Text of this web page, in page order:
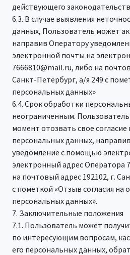
действующего
6.3. В случае выявления
данных, Пользователь может
направив Оператору
электронной почты на
7666810@mail.ru, либо на
Санкт-Петербург, а/я 249 с
персональных данных»
6.4. Срок обработки
неограниченным.
момент отозвать свое
персональных данных,
уведомление с помощью
электронный адрес Оператора
на почтовый адрес 192102, г.
с пометкой «Отзыв согласия на
персональных данных».
7. Заключительные положения
7.1. Пользователь может
по интересующим вопросам,
его персональных данных,